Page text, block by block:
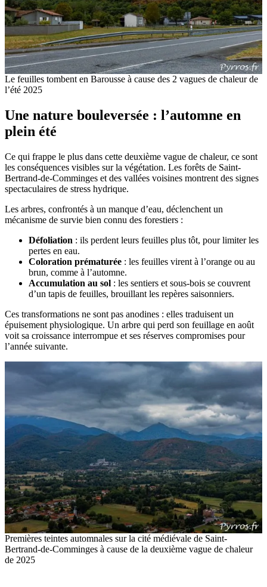
Le feuilles tombent en Barousse à cause des 2 vagues de chaleur de
l’été 2025
Une nature bouleversée : l’automne en
plein été
Ce qui frappe le plus dans cette deuxième vague de chaleur, ce sont
les conséquences visibles sur la végétation. Les forêts de Saint-
Bertrand-de-Comminges et des vallées voisines montrent des signes
spectaculaires de stress hydrique.
Les arbres, confrontés à un manque d’eau, déclenchent un
mécanisme de survie bien connu des forestiers :
Défoliation : ils perdent leurs feuilles plus tôt, pour limiter les
pertes en eau.
Coloration prématurée : les feuilles virent à l’orange ou au
brun, comme à l’automne.
Accumulation au sol : les sentiers et sous-bois se couvrent
d’un tapis de feuilles, brouillant les repères saisonniers.
Ces transformations ne sont pas anodines : elles traduisent un
épuisement physiologique. Un arbre qui perd son feuillage en août
voit sa croissance interrompue et ses réserves compromises pour
l’année suivante.
Premières teintes automnales sur la cité médiévale de Saint-
Bertrand-de-Comminges à cause de la deuxième vague de chaleur
de 2025